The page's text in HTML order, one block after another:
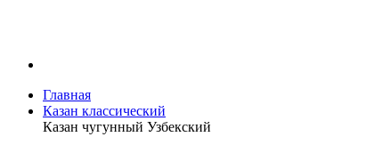
Главная
Казан классический
Казан чугунный Узбекский